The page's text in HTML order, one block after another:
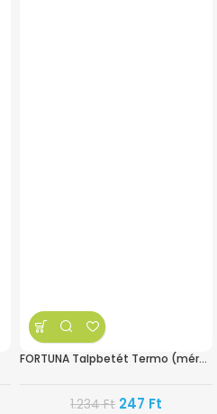
FORTUNA Talpbetét Termo (méretre vágható)
1.234Ft 247 Ft